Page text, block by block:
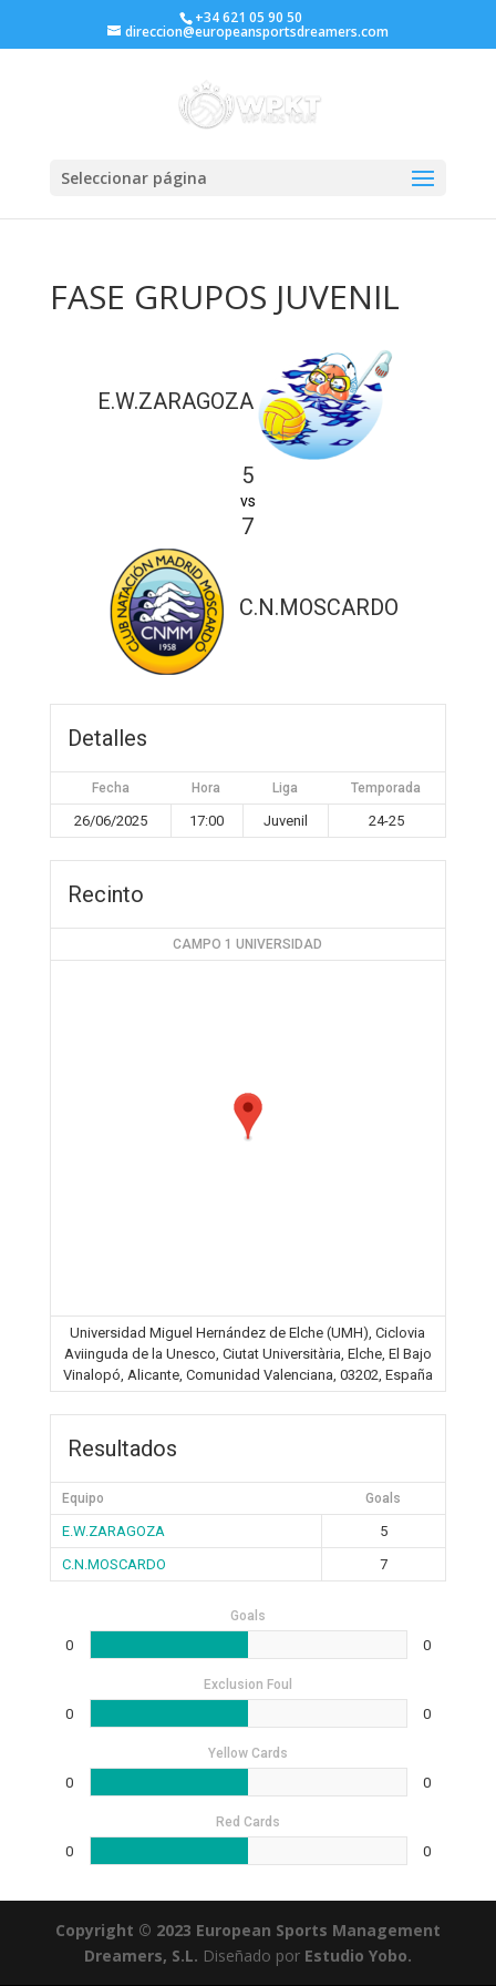
+34 621 05 90 50
direccion@europeansportsdreamers.com
Seleccionar página
FASE GRUPOS JUVENIL
E.W.ZARAGOZA
5
vs
7
C.N.MOSCARDO
Detalles
Fecha Hora Liga Temporada
26/06/2025 17:00 Juvenil 24-25
Recinto
CAMPO 1 UNIVERSIDAD
Universidad Miguel Hernández de Elche (UMH), Ciclovia
Aviinguda de la Unesco, Ciutat Universitària, Elche, El Bajo
Vinalopó, Alicante, Comunidad Valenciana, 03202, España
Resultados
Equipo Goals
E.W.ZARAGOZA
5
C.N.MOSCARDO
7
Goals
0 0
Exclusion Foul
0 0
Yellow Cards
0 0
Red Cards
0 0
Copyright © 2023 European Sports Management
Dreamers, S.L. Diseñado por Estudio Yobo.